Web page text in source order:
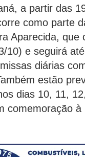
a partir das
como parte
Aparecida, que
10) e seguirá
diárias
estão
dias 10, 11,
comemoração à